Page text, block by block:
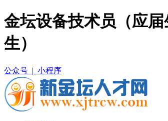
金坛设备技术员（应
生）
公众号 | 小程序